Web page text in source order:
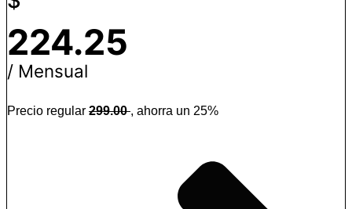
224.25
/ Mensual
Precio regular 299.00, ahorra un 25%